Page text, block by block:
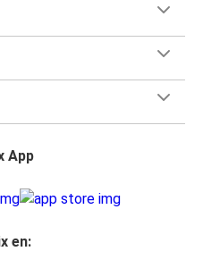
App
en: